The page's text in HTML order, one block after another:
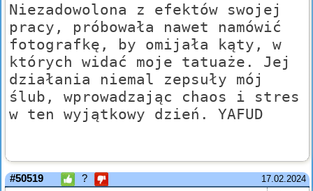
Niezadowolona z efektów swojej
pracy, próbowała nawet namówić
fotografkę, by omijała kąty, w
których widać moje tatuaże. Jej
działania niemal zepsuły mój
ślub, wprowadzając chaos i stres
w ten wyjątkowy dzień. YAFUD
17.02.2024
#50519 ?